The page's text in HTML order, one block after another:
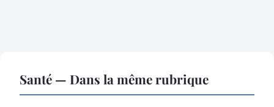
Santé — Dans la même rubrique